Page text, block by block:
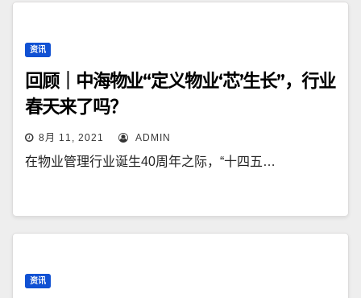
资讯
回顾｜中海物业“定义物业‘芯’生长”，行业
春天来了吗？
8月 11, 2021 ADMIN
在物业管理行业诞生40周年之际，“十四五…
资讯